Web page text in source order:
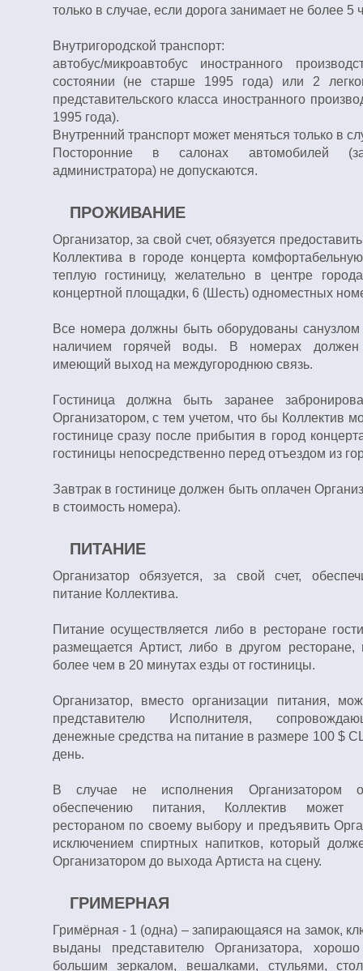
только в случае, если дорога занимает не более 5
Внутригородской транспорт:
автобус/микроавтобус иностранного
состоянии (не старше 1995 года) или 2
представительского класса иностранного
1995 года).
Внутренний транспорт может меняться только в
Посторонние в салонах автомобилей
администратора) не допускаются.
ПРОЖИВАНИЕ
Организатор, за свой счет, обязуется
Коллектива в городе концерта
теплую гостиницу, желательно в центре
концертной площадки, 6 (Шесть) одноместных
Все номера должны быть оборудованы санузлом
наличием горячей воды. В номерах
имеющий выход на междугороднюю связь.
Гостиница должна быть заранее
Организатором, с тем учетом, что бы Коллектив
гостинице сразу после прибытия в город
гостиницы непосредственно перед отъездом из
Завтрак в гостинице должен быть оплачен
в стоимость номера).
ПИТАНИЕ
Организатор обязуется, за свой счет,
питание Коллектива.
Питание осуществляется либо в ресторане
размещается Артист, либо в другом
более чем в 20 минутах езды от гостиницы.
Организатор, вместо организации питания,
представителю Исполнителя,
денежные средства на питание в размере 100 $
день.
В случае не исполнения Организатором
обеспечению питания, Коллектив может
рестораном по своему выбору и предъявить
исключением спиртных напитков, который
Организатором до выхода Артиста на сцену.
ГРИМЕРНАЯ
Гримёрная - 1 (одна) – запирающаяся на замок,
выданы представителю Организатора,
большим зеркалом, вешалками, стульями,